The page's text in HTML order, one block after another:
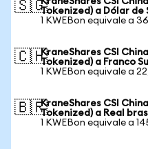
🇸🇬Tokenized) a Dólar de
1 KWEBon equivale a
🇨🇭KraneShares CSI
Tokenized) a Franco
1 KWEBon equivale a
🇧🇷KraneShares CSI
Tokenized) a Real
1 KWEBon equivale a